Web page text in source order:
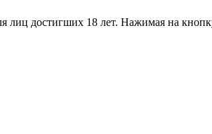
лиц достигших 18 лет. Нажимая на